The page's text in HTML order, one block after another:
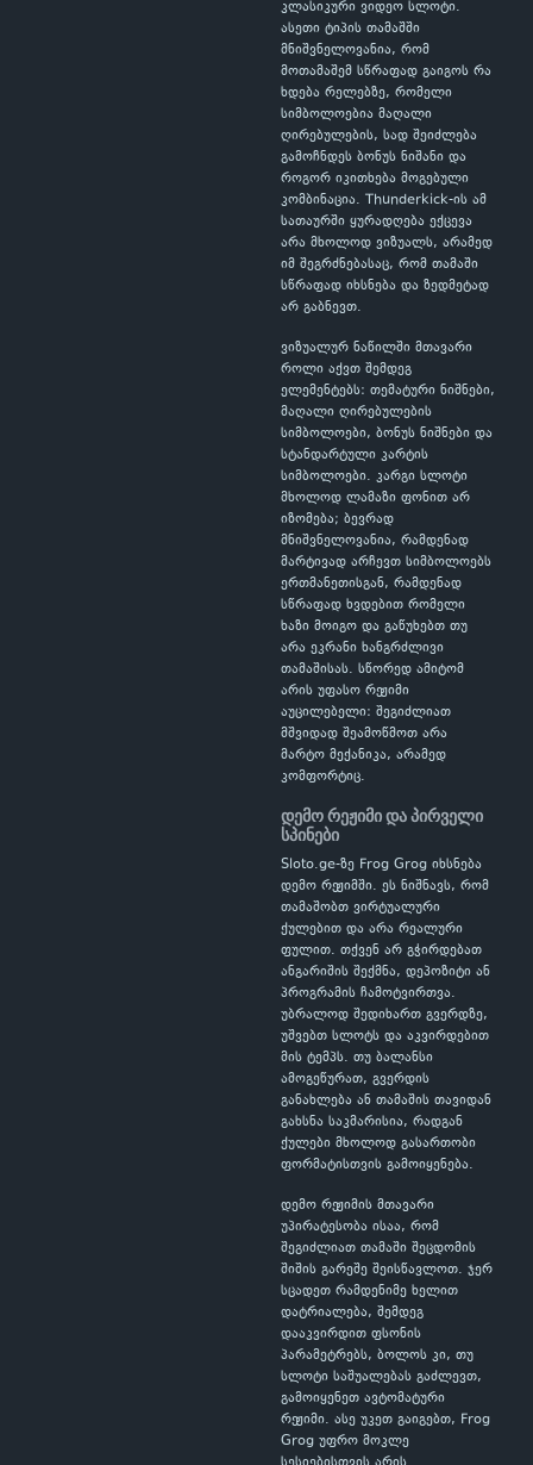
კლასიკური ვიდეო სლოტი.
ასეთი ტიპის თამაშში
მნიშვნელოვანია, რომ
მოთამაშემ სწრაფად გაიგოს რა
ხდება რელებზე, რომელი
სიმბოლოებია მაღალი
ღირებულების, სად შეიძლება
გამოჩნდეს ბონუს ნიშანი და
როგორ იკითხება მოგებული
კომბინაცია. Thunderkick-ის ამ
სათაურში ყურადღება ექცევა
არა მხოლოდ ვიზუალს, არამედ
იმ შეგრძნებასაც, რომ თამაში
სწრაფად იხსნება და ზედმეტად
არ გაბნევთ.
ვიზუალურ ნაწილში მთავარი
როლი აქვთ შემდეგ
ელემენტებს: თემატური ნიშნები,
მაღალი ღირებულების
სიმბოლოები, ბონუს ნიშნები და
სტანდარტული კარტის
სიმბოლოები. კარგი სლოტი
მხოლოდ ლამაზი ფონით არ
იზომება; ბევრად
მნიშვნელოვანია, რამდენად
მარტივად არჩევთ სიმბოლოებს
ერთმანეთისგან, რამდენად
სწრაფად ხვდებით რომელი
ხაზი მოიგო და გაწუხებთ თუ
არა ეკრანი ხანგრძლივი
თამაშისას. სწორედ ამიტომ
არის უფასო რეჟიმი
აუცილებელი: შეგიძლიათ
მშვიდად შეამოწმოთ არა
მარტო მექანიკა, არამედ
კომფორტიც.
დემო რეჟიმი და პირველი
სპინები
Sloto.ge-ზე Frog Grog იხსნება
დემო რეჟიმში. ეს ნიშნავს, რომ
თამაშობთ ვირტუალური
ქულებით და არა რეალური
ფულით. თქვენ არ გჭირდებათ
ანგარიშის შექმნა, დეპოზიტი ან
პროგრამის ჩამოტვირთვა.
უბრალოდ შედიხართ გვერდზე,
უშვებთ სლოტს და აკვირდებით
მის ტემპს. თუ ბალანსი
ამოგეწურათ, გვერდის
განახლება ან თამაშის თავიდან
გახსნა საკმარისია, რადგან
ქულები მხოლოდ გასართობი
ფორმატისთვის გამოიყენება.
დემო რეჟიმის მთავარი
უპირატესობა ისაა, რომ
შეგიძლიათ თამაში შეცდომის
შიშის გარეშე შეისწავლოთ. ჯერ
სცადეთ რამდენიმე ხელით
დატრიალება, შემდეგ
დააკვირდით ფსონის
პარამეტრებს, ბოლოს კი, თუ
სლოტი საშუალებას გაძლევთ,
გამოიყენეთ ავტომატური
რეჟიმი. ასე უკეთ გაიგებთ, Frog
Grog უფრო მოკლე